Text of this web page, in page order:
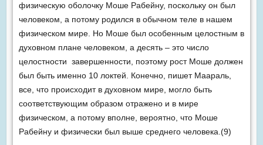
физическую оболочку Моше Рабейну, поскольку он был
человеком, а потому родился в обычном теле в нашем
физическом мире. Но Моше был особенным целостным в
духовном плане человеком, а десять – это число
целостности завершенности, поэтому рост Моше должен
был быть именно 10 локтей. Конечно, пишет Маараль,
все, что происходит в духовном мире, могло быть
соответствующим образом отражено и в мире
физическом, а потому вполне, вероятно, что Моше
Рабейну и физически был выше среднего человека.(9)